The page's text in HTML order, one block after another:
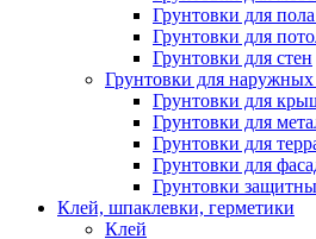
Грунтовки для
Грунтовки для
Грунтовки для стен
Грунтовки для наружных
Грунтовки для
Грунтовки для
Грунтовки для
Грунтовки для
Грунтовки
Клей, шпаклевки, герметики
Клей